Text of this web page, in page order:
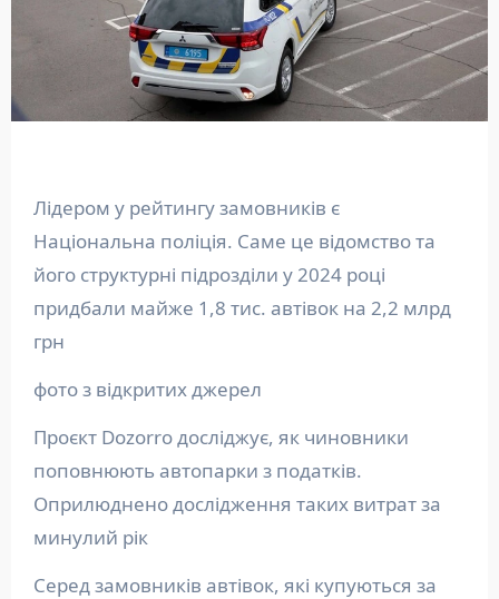
Лідером у рейтингу замовників є
Національна поліція. Саме це відомство та
його структурні підрозділи у 2024 році
придбали майже 1,8 тис. автівок на 2,2 млрд
грн
фото з відкритих джерел
Проєкт Dozorro досліджує, як чиновники
поповнюють автопарки з податків.
Оприлюднено дослідження таких витрат за
минулий рік
Серед замовників автівок, які купуються за